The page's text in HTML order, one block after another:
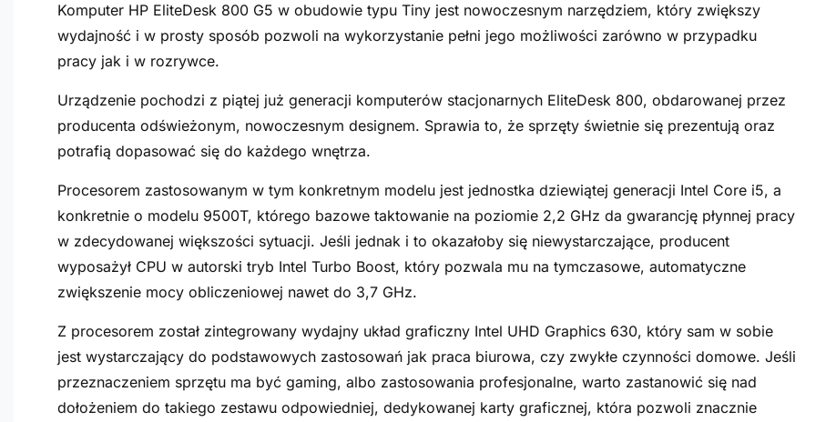
Komputer HP EliteDesk 800 G5 w obudowie typu Tiny jest nowoczesnym narzędziem, który zwiększy
wydajność i w prosty sposób pozwoli na wykorzystanie pełni jego możliwości zarówno w przypadku
pracy jak i w rozrywce.
Urządzenie pochodzi z piątej już generacji komputerów stacjonarnych EliteDesk 800, obdarowanej przez
producenta odświeżonym, nowoczesnym designem. Sprawia to, że sprzęty świetnie się prezentują oraz
potrafią dopasować się do każdego wnętrza.
Procesorem zastosowanym w tym konkretnym modelu jest jednostka dziewiątej generacji Intel Core i5, a
konkretnie o modelu 9500T, którego bazowe taktowanie na poziomie 2,2 GHz da gwarancję płynnej pracy
w zdecydowanej większości sytuacji. Jeśli jednak i to okazałoby się niewystarczające, producent
wyposażył CPU w autorski tryb Intel Turbo Boost, który pozwala mu na tymczasowe, automatyczne
zwiększenie mocy obliczeniowej nawet do 3,7 GHz.
Z procesorem został zintegrowany wydajny układ graficzny Intel UHD Graphics 630, który sam w sobie
jest wystarczający do podstawowych zastosowań jak praca biurowa, czy zwykłe czynności domowe. Jeśli
przeznaczeniem sprzętu ma być gaming, albo zastosowania profesjonalne, warto zastanowić się nad
dołożeniem do takiego zestawu odpowiedniej, dedykowanej karty graficznej, która pozwoli znacznie